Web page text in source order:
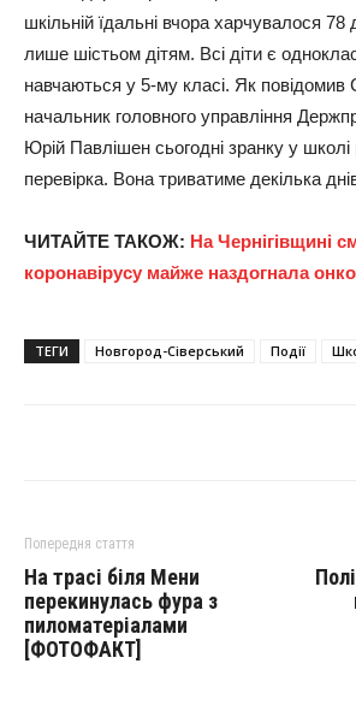
шкільній їдальні вчора харчувалося 78
лише шістьом дітям. Всі діти є
навчаються у 5-му класі. Як повідомив
начальник головного управління
Юрій Павлішен сьогодні зранку у
перевірка. Вона триватиме декілька
ЧИТАЙТЕ ТАКОЖ: На Чернігівщині
коронавірусу майже наздогнала
ТЕГИ Новгород-Сіверський Події
Попередня стаття
На трасі біля Мени
перекинулась фура з
пиломатеріалами
[ФОТОФАКТ]